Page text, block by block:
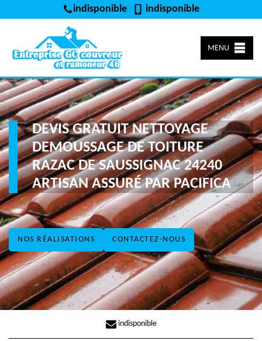
indisponible indisponible
MENU
NOS RÉALISATIONS CONTACTEZ-NOUS
DEVIS GRATUIT NETTOYAGE
DEMOUSSAGE DE TOITURE
RAZAC DE SAUSSIGNAC 24240
ARTISAN ASSURÉ PAR PACIFICA
indisponible